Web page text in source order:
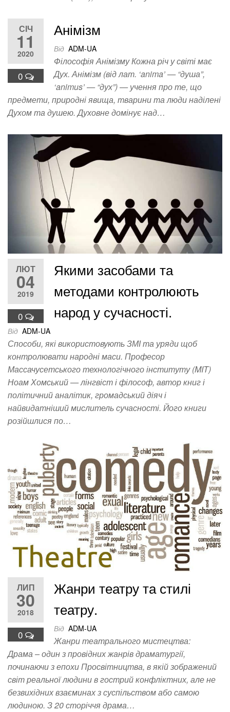
СІЧ
11
2020
0
Анімізм
Від ADM-UA
Філософія Анімізму Кожна річ у світі має
Дух. Анімізм (від лат. ‘anima’ — “душа”,
‘animus’ — “дух”) — учення про те, що
предмети, природні явища, тварини та люди наділені
Духом та душею. Духовне домінує над…
ЛЮТ
04
2019
0
Якими засобами та
методами контролюють
народ у сучасності.
Від ADM-UA
Способи, які використовують ЗМІ та уряди щоб
контролювати народні маси. Професор
Массачусетського технологічного інституту (MIT)
Ноам Хомський — лінгвіст і філософ, автор книг і
політичний аналітик, громадський діяч і
найвидатніший мислитель сучасності. Його книги
розійшлися по…
ЛИП
30
2018
0
Жанри театру та стилі
театру.
Від ADM-UA
Жанри театрального мистецтва:
Драма – один з провідних жанрів драматургії,
починаючи з епохи Просвітництва, в якій зображений
світ реальної людини в гострий конфліктних, але не
безвихідних взаєминах з суспільством або самою
людиною. З 20 сторіччя драма…